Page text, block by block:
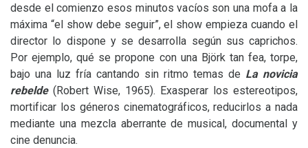
desde el comienzo esos minutos vacíos son una mofa a la
máxima “el show debe seguir”, el show empieza cuando el
director lo dispone y se desarrolla según sus caprichos.
Por ejemplo, qué se propone con una Björk tan fea, torpe,
bajo una luz fría cantando sin ritmo temas de La novicia
rebelde(Robert Wise, 1965). Exasperar los estereotipos,
mortificar los géneros cinematográficos, reducirlos a nada
mediante una mezcla aberrante de musical, documental y
cine denuncia.